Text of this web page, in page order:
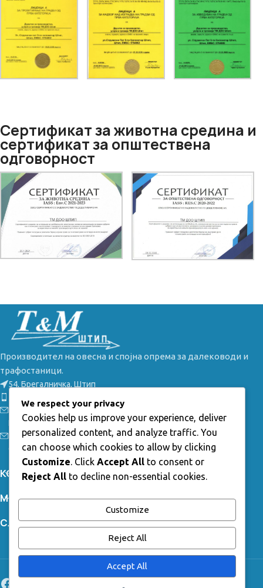
Сертификат за животна средина и
сертификат за општествена
одговорност
Производител на овесна и спојна опрема за далеководи и
трафостаници.
54, Брегалничка, Штип
Е-маил: info@tmstip.mk
Работно време:
Пон-Пет: 7:30 - 15:30ч;
Саб-Нед: неработни
КОРИСНИ ЛИНКОВИ
МЕНИ
СЛЕДЕТЕ НЕ
We respect your privacy
Cookies help us improve your experience, deliver
personalized content, and analyze traffic. You
can choose which cookies to allow by clicking
Customize. Click Accept All to consent or
Reject All to decline non-essential cookies.
Customize
Reject All
Accept All